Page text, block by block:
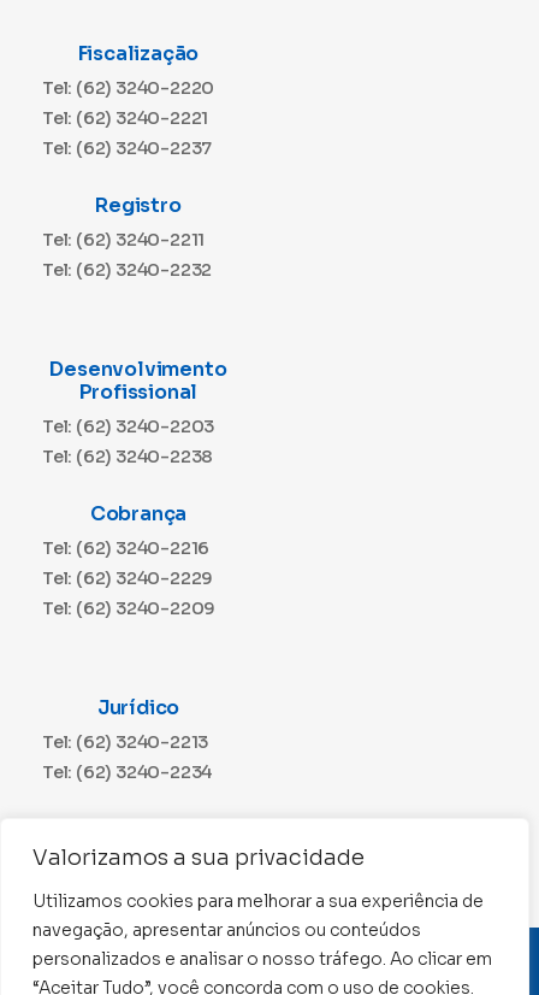
Valorizamos a sua privacidade
Utilizamos cookies para melhorar a sua experiência de
navegação, apresentar anúncios ou conteúdos
personalizados e analisar o nosso tráfego. Ao clicar em
“Aceitar Tudo”, você concorda com o uso de cookies.
Fiscalização
Tel: (62) 3240-2220
Tel: (62) 3240-2221
Tel: (62) 3240-2237
Registro
Tel: (62) 3240-2211
Tel: (62) 3240-2232
Desenvolvimento
Profissional
Tel: (62) 3240-2203
Tel: (62) 3240-2238
Cobrança
Tel: (62) 3240-2216
Tel: (62) 3240-2229
Tel: (62) 3240-2209
Jurídico
Tel: (62) 3240-2213
Tel: (62) 3240-2234
Tel: (62) 3240-2230
CNPJ: 01.015.676/0001-11